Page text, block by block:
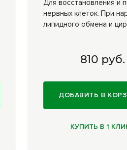
Для восстановления и
нервных клеток. При
липидного обмена и
810 руб.
810 руб.
ДОБАВИТЬ В
КУПИТЬ В 1